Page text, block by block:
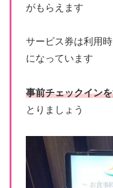
がもらえます
サービス券は利用
になっています
事前チェックイン
とりましょう